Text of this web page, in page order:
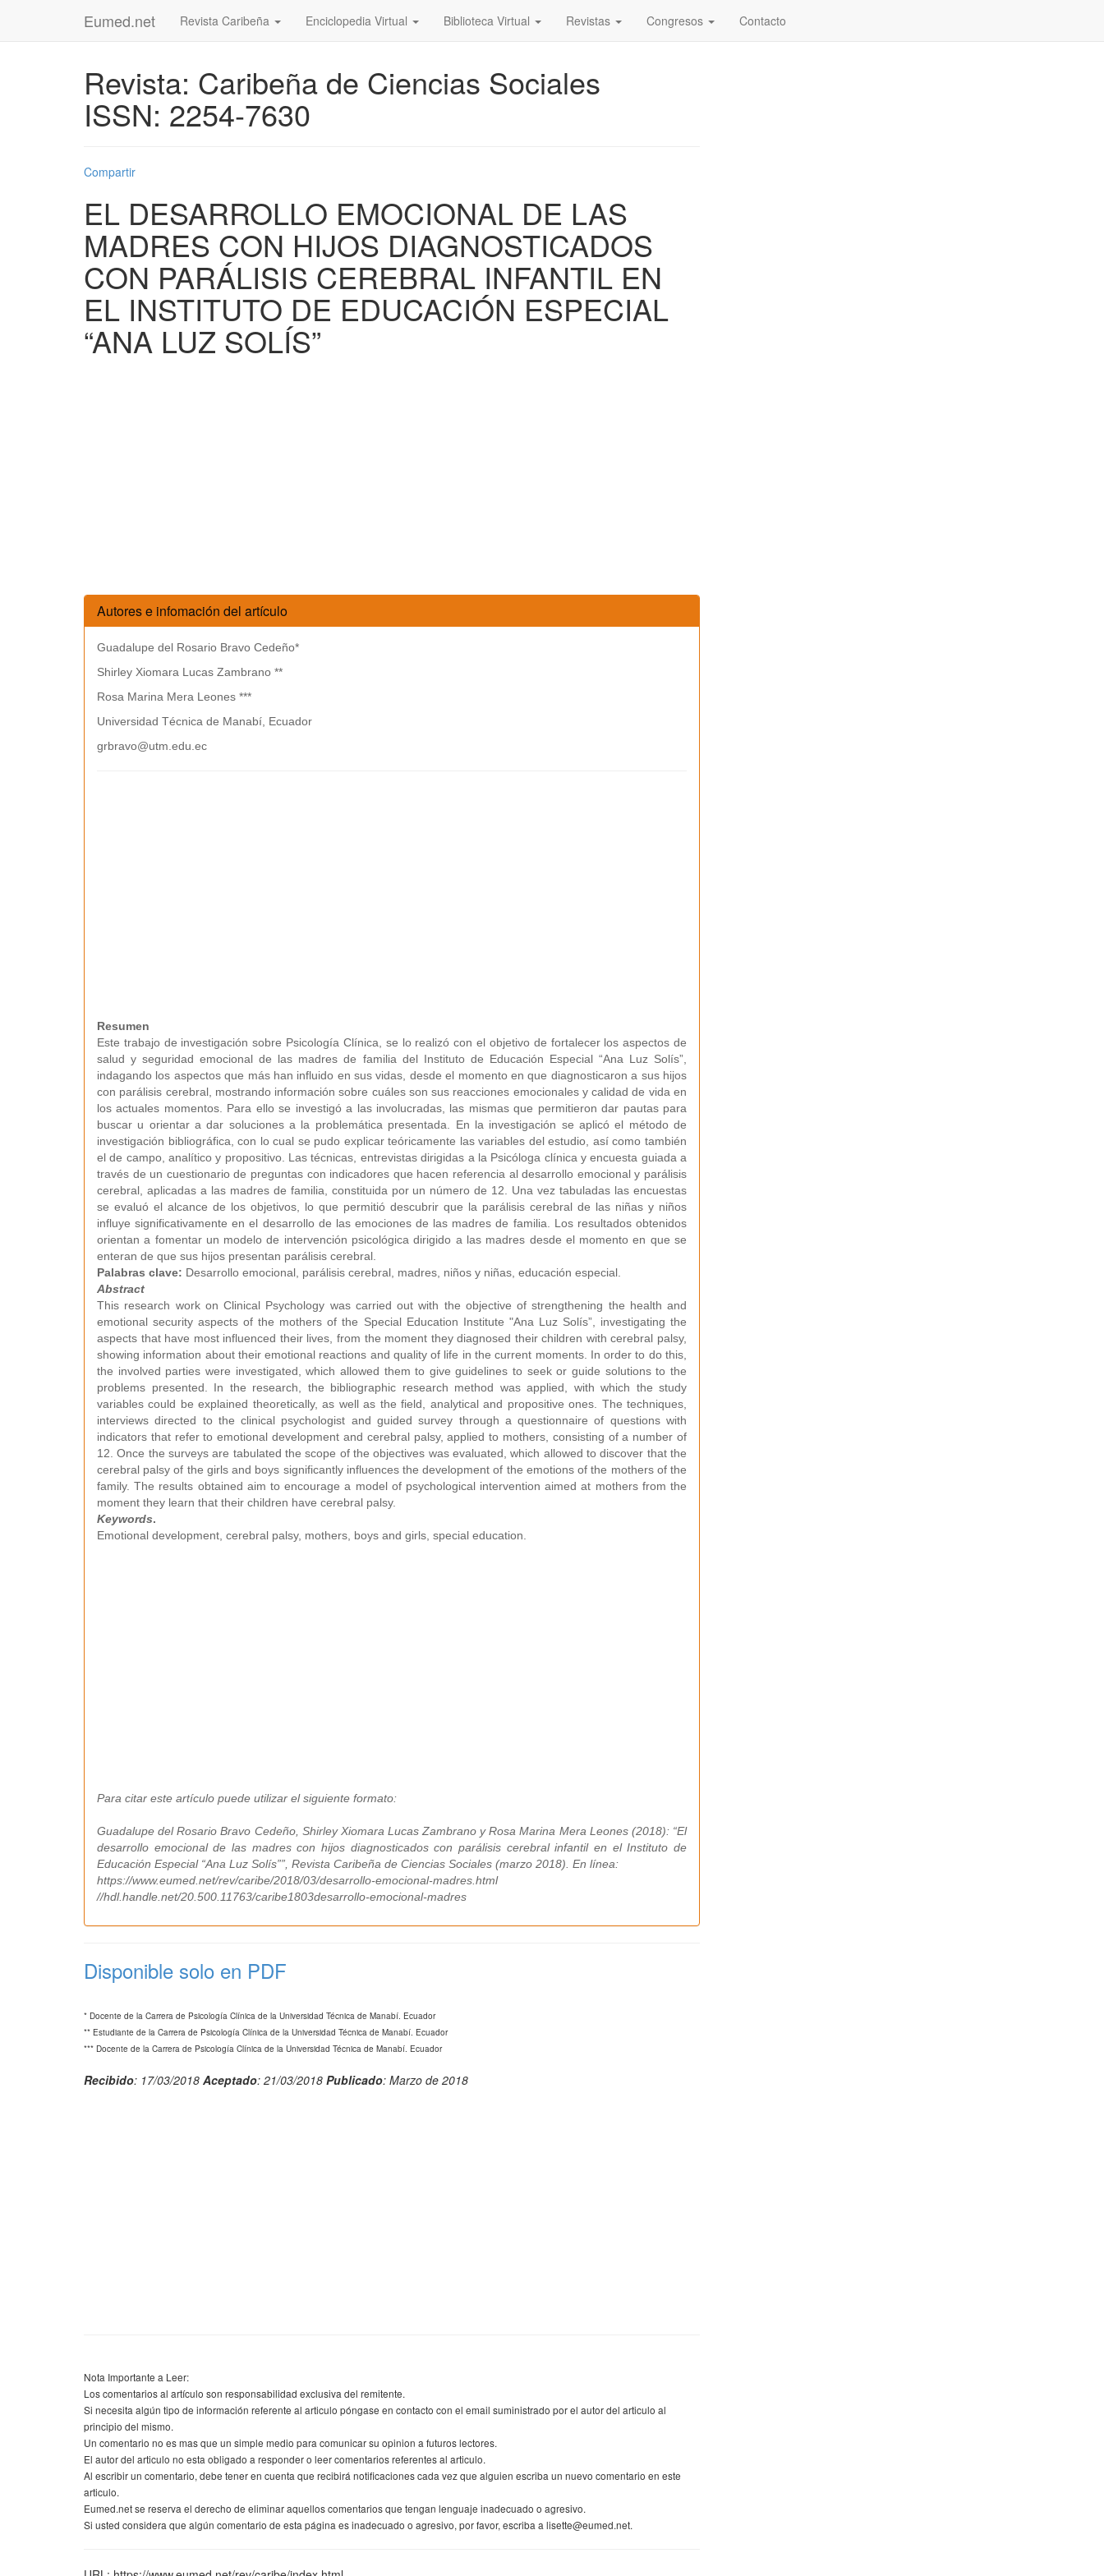
Eumed.net Revista Caribeña Enciclopedia Virtual Biblioteca Virtual Revistas Congresos Contacto
Revista: Caribeña de Ciencias Sociales
ISSN: 2254-7630
Compartir
EL DESARROLLO EMOCIONAL DE LAS
MADRES CON HIJOS DIAGNOSTICADOS
CON PARÁLISIS CEREBRAL INFANTIL EN
EL INSTITUTO DE EDUCACIÓN ESPECIAL
“ANA LUZ SOLÍS”
Autores e infomación del artículo
Guadalupe del Rosario Bravo Cedeño*
Shirley Xiomara Lucas Zambrano **
Rosa Marina Mera Leones ***
Universidad Técnica de Manabí, Ecuador
grbravo@utm.edu.ec
Resumen
Este trabajo de investigación sobre Psicología Clínica, se lo realizó con el objetivo de fortalecer los aspectos de
salud y seguridad emocional de las madres de familia del Instituto de Educación Especial “Ana Luz Solís”,
indagando los aspectos que más han influido en sus vidas, desde el momento en que diagnosticaron a sus hijos
con parálisis cerebral, mostrando información sobre cuáles son sus reacciones emocionales y calidad de vida en
los actuales momentos. Para ello se investigó a las involucradas, las mismas que permitieron dar pautas para
buscar u orientar a dar soluciones a la problemática presentada. En la investigación se aplicó el método de
investigación bibliográfica, con lo cual se pudo explicar teóricamente las variables del estudio, así como también
el de campo, analítico y propositivo. Las técnicas, entrevistas dirigidas a la Psicóloga clínica y encuesta guiada a
través de un cuestionario de preguntas con indicadores que hacen referencia al desarrollo emocional y parálisis
cerebral, aplicadas a las madres de familia, constituida por un número de 12. Una vez tabuladas las encuestas
se evaluó el alcance de los objetivos, lo que permitió descubrir que la parálisis cerebral de las niñas y niños
influye significativamente en el desarrollo de las emociones de las madres de familia. Los resultados obtenidos
orientan a fomentar un modelo de intervención psicológica dirigido a las madres desde el momento en que se
enteran de que sus hijos presentan parálisis cerebral.
Palabras clave: Desarrollo emocional, parálisis cerebral, madres, niños y niñas, educación especial.
Abstract
This research work on Clinical Psychology was carried out with the objective of strengthening the health and
emotional security aspects of the mothers of the Special Education Institute "Ana Luz Solís”, investigating the
aspects that have most influenced their lives, from the moment they diagnosed their children with cerebral palsy,
showing information about their emotional reactions and quality of life in the current moments. In order to do this,
the involved parties were investigated, which allowed them to give guidelines to seek or guide solutions to the
problems presented. In the research, the bibliographic research method was applied, with which the study
variables could be explained theoretically, as well as the field, analytical and propositive ones. The techniques,
interviews directed to the clinical psychologist and guided survey through a questionnaire of questions with
indicators that refer to emotional development and cerebral palsy, applied to mothers, consisting of a number of
12. Once the surveys are tabulated the scope of the objectives was evaluated, which allowed to discover that the
cerebral palsy of the girls and boys significantly influences the development of the emotions of the mothers of the
family. The results obtained aim to encourage a model of psychological intervention aimed at mothers from the
moment they learn that their children have cerebral palsy.
Keywords.
Emotional development, cerebral palsy, mothers, boys and girls, special education.
Para citar este artículo puede utilizar el siguiente formato:
Guadalupe del Rosario Bravo Cedeño, Shirley Xiomara Lucas Zambrano y Rosa Marina Mera Leones (2018): “El
desarrollo emocional de las madres con hijos diagnosticados con parálisis cerebral infantil en el Instituto de
Educación Especial “Ana Luz Solís””, Revista Caribeña de Ciencias Sociales (marzo 2018). En línea:
https://www.eumed.net/rev/caribe/2018/03/desarrollo-emocional-madres.html
//hdl.handle.net/20.500.11763/caribe1803desarrollo-emocional-madres
Disponible solo en PDF
* Docente de la Carrera de Psicología Clínica de la Universidad Técnica de Manabí. Ecuador
** Estudiante de la Carrera de Psicología Clínica de la Universidad Técnica de Manabí. Ecuador
*** Docente de la Carrera de Psicología Clínica de la Universidad Técnica de Manabí. Ecuador
Recibido: 17/03/2018 Aceptado: 21/03/2018 Publicado: Marzo de 2018
Nota Importante a Leer:
Los comentarios al artículo son responsabilidad exclusiva del remitente.
Si necesita algún tipo de información referente al articulo póngase en contacto con el email suministrado por el autor del articulo al
principio del mismo.
Un comentario no es mas que un simple medio para comunicar su opinion a futuros lectores.
El autor del articulo no esta obligado a responder o leer comentarios referentes al articulo.
Al escribir un comentario, debe tener en cuenta que recibirá notificaciones cada vez que alguien escriba un nuevo comentario en este
articulo.
Eumed.net se reserva el derecho de eliminar aquellos comentarios que tengan lenguaje inadecuado o agresivo.
Si usted considera que algún comentario de esta página es inadecuado o agresivo, por favor, escriba a lisette@eumed.net.